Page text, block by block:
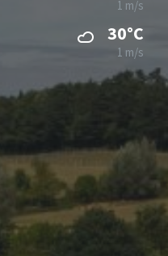
1 m/s
30°C
1 m/s